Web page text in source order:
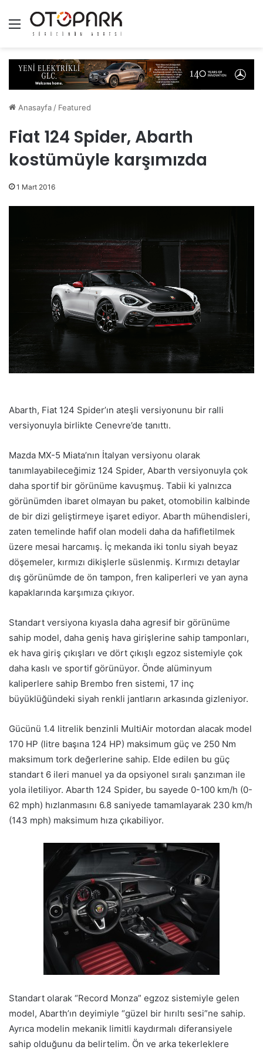
Menü
Anasayfa / Featured
Fiat 124 Spider, Abarth
kostümüyle karşımızda
1 Mart 2016
Abarth, Fiat 124 Spider’ın ateşli versiyonunu bir ralli
versiyonuyla birlikte Cenevre’de tanıttı.
Mazda MX-5 Miata’nın İtalyan versiyonu olarak
tanımlayabileceğimiz 124 Spider, Abarth versiyonuyla çok
daha sportif bir görünüme kavuşmuş. Tabii ki yalnızca
görünümden ibaret olmayan bu paket, otomobilin kalbinde
de bir dizi geliştirmeye işaret ediyor. Abarth mühendisleri,
zaten temelinde hafif olan modeli daha da hafifletilmek
üzere mesai harcamış. İç mekanda iki tonlu siyah beyaz
döşemeler, kırmızı dikişlerle süslenmiş. Kırmızı detaylar
dış görünümde de ön tampon, fren kaliperleri ve yan ayna
kapaklarında karşımıza çıkıyor.
Standart versiyona kıyasla daha agresif bir görünüme
sahip model, daha geniş hava girişlerine sahip tamponları,
ek hava giriş çıkışları ve dört çıkışlı egzoz sistemiyle çok
daha kaslı ve sportif görünüyor. Önde alüminyum
kaliperlere sahip Brembo fren sistemi, 17 inç
büyüklüğündeki siyah renkli jantların arkasında gizleniyor.
Gücünü 1.4 litrelik benzinli MultiAir motordan alacak model
170 HP (litre başına 124 HP) maksimum güç ve 250 Nm
maksimum tork değerlerine sahip. Elde edilen bu güç
standart 6 ileri manuel ya da opsiyonel sıralı şanzıman ile
yola iletiliyor. Abarth 124 Spider, bu sayede 0-100 km/h (0-
62 mph) hızlanmasını 6.8 saniyede tamamlayarak 230 km/h
(143 mph) maksimum hıza çıkabiliyor.
Standart olarak “Record Monza” egzoz sistemiyle gelen
model, Abarth’ın deyimiyle “güzel bir hırıltı sesi”ne sahip.
Ayrıca modelin mekanik limitli kaydırmalı diferansiyele
sahip olduğunu da belirtelim. Ön ve arka tekerleklere